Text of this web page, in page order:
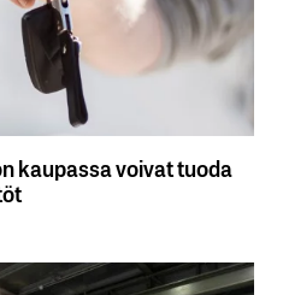
kaupassa voivat tuoda